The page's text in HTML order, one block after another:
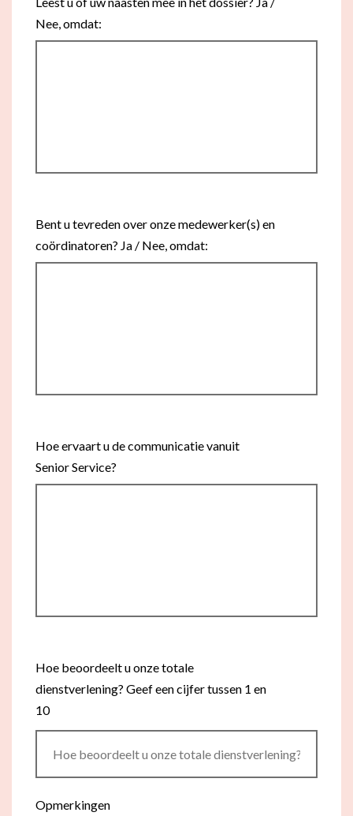
Nee, omdat:
Bent u tevreden over onze medewerker(s) en
coördinatoren? Ja / Nee, omdat:
Hoe ervaart u de communicatie vanuit
Senior Service?
Hoe beoordeelt u onze totale
dienstverlening? Geef een cijfer tussen 1 en
10
Opmerkingen